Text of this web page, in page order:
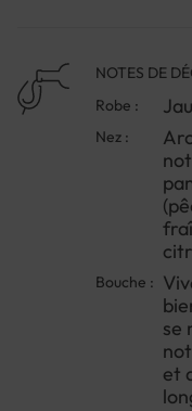
NOTES DE
Robe :
Nez :
Bouche :
se
et